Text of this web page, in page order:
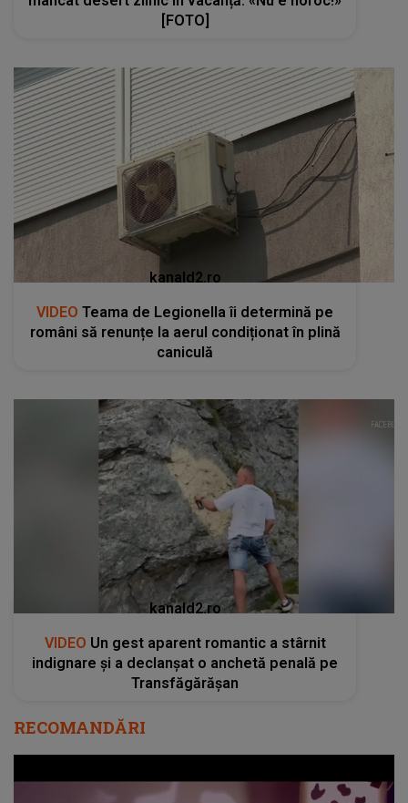
[FOTO]
kanald2.ro
VIDEO Teama de Legionella îi determină pe
români să renunțe la aerul condiționat în plină
caniculă
kanald2.ro
VIDEO Un gest aparent romantic a stârnit
indignare și a declanșat o anchetă penală pe
Transfăgărășan
RECOMANDĂRI